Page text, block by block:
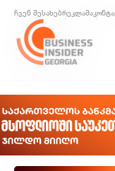
ჩვენ შესახებრეკლამა